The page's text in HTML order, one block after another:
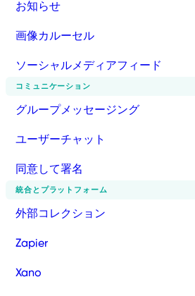
お知らせ
画像カルーセル
ソーシャルメディアフィード
コミュニケーション
グループメッセージング
ユーザーチャット
同意して署名
統合とプラットフォーム
外部コレクション
Zapier
Xano